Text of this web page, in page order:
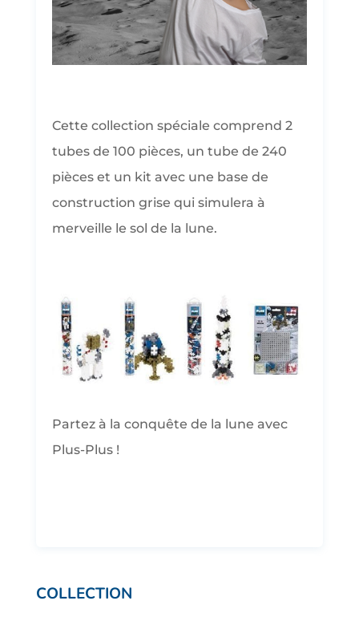
Cette collection spéciale comprend 2
tubes de 100 pièces, un tube de 240
pièces et un kit avec une base de
construction grise qui simulera à
merveille le sol de la lune.
Partez à la conquête de la lune avec
Plus-Plus !
COLLECTION